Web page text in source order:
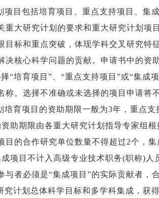
项目包括培育项目、重点支持项目、集
重大研究计划的要求和重大研究计划项
目标和重点突破，体现学科交叉研究特
决核心科学问题的贡献。申请书中的资
“培育项目”、“重点支持项目”或“集成
称。选择不准确或未选择的项目申请将
培育项目的资助期限一般为3年，重点支
助期限由各重大研究计划指导专家组
目的合作研究单位数量不得超过2个，
项目不计入高级专业技术职务(职称)人
与者必须是“集成项目”的实际贡献者，
究计划总体科学目标和多学科集成，获